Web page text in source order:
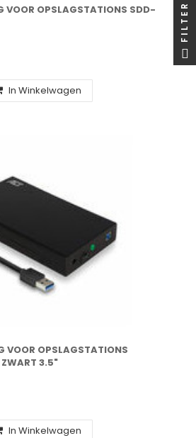
VOOR OPSLAGSTATIONS SDD-
In Winkelwagen
VOOR OPSLAGSTATIONS
3.5"
In Winkelwagen
FILTER